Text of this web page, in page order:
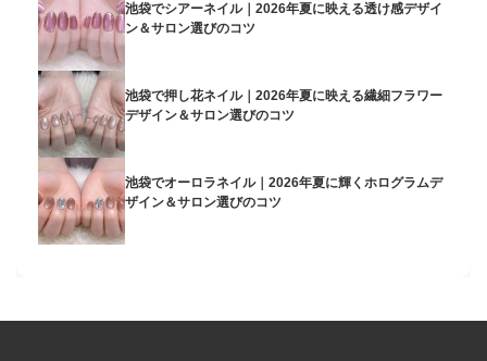
池袋でシアーネイル｜2026年夏に映える透け感デザイ
ン＆サロン選びのコツ
池袋で押し花ネイル｜2026年夏に映える繊細フラワー
デザイン＆サロン選びのコツ
池袋でオーロラネイル｜2026年夏に輝くホログラムデ
ザイン＆サロン選びのコツ